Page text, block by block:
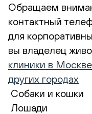
Обращаем
контактный
для
вы владелец
клиники в Москве
других городах
Собаки и кошки
Лошади